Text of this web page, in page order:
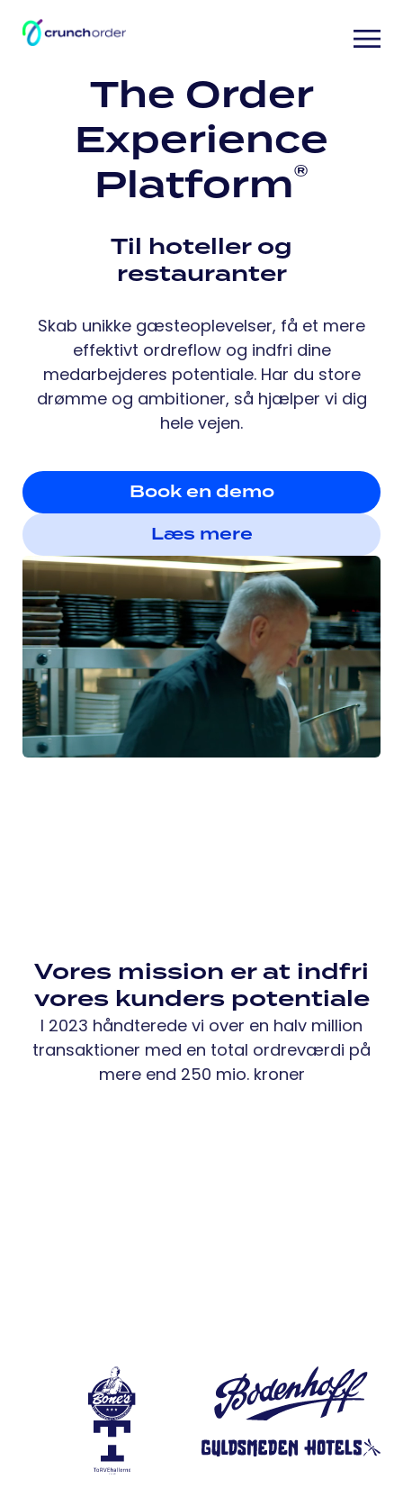
The Order
Experience
Platform®
Til hoteller og
restauranter
Skab unikke gæsteoplevelser, få et mere
effektivt ordreflow og indfri dine
medarbejderes potentiale. Har du store
drømme og ambitioner, så hjælper vi dig
hele vejen.
Book en demo
Læs mere
Vores mission er at indfri
vores kunders potentiale
I 2023 håndterede vi over en halv million
transaktioner med en total ordreværdi på
mere end 250 mio. kroner